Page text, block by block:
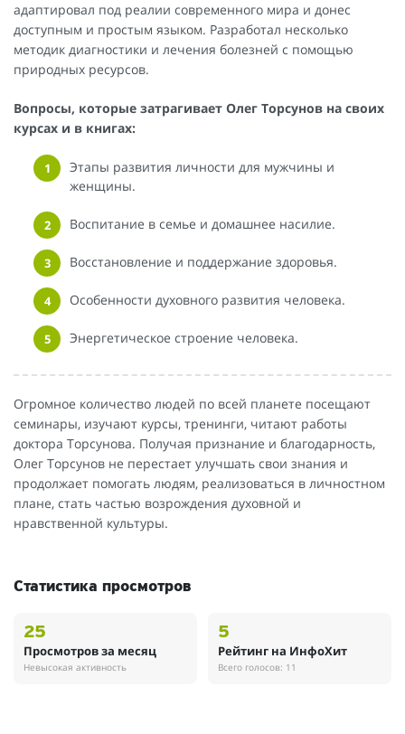
адаптировал под реалии современного мира и донес
доступным и простым языком. Разработал несколько
методик диагностики и лечения болезней с помощью
природных ресурсов.
Вопросы, которые затрагивает Олег Торсунов на своих
курсах и в книгах:
Этапы развития личности для мужчины и
женщины.
Воспитание в семье и домашнее насилие.
Восстановление и поддержание здоровья.
Особенности духовного развития человека.
Энергетическое строение человека.
Огромное количество людей по всей планете посещают
семинары, изучают курсы, тренинги, читают работы
доктора Торсунова. Получая признание и благодарность,
Олег Торсунов не перестает улучшать свои знания и
продолжает помогать людям, реализоваться в личностном
плане, стать частью возрождения духовной и
нравственной культуры.
Статистика просмотров
25
Просмотров за месяц
Невысокая активность
5
Рейтинг на ИнфоХит
Всего голосов: 11